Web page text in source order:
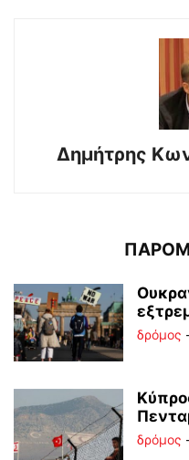
Δημήτρης
δρόμος
δρόμος